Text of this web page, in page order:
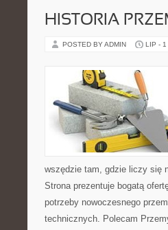
HISTORIA
POSTED BY ADMIN LIP - 1
wszędzie tam, gdzie liczy się
Strona prezentuje bogatą
potrzeby nowoczesnego
technicznych. Polecam